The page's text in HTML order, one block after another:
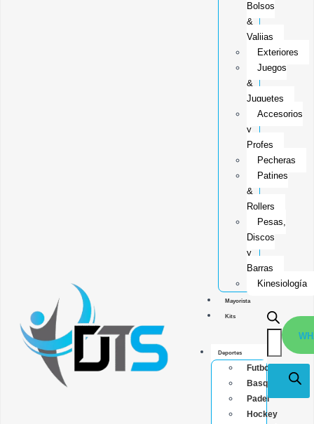
Bolsos
&
Valijas
Exteriores
Juegos
&
Juguetes
Accesorios
y
Profes
Pecheras
Patines
&
Rollers
Pesas,
Discos
y
Barras
Kinesiología
Mayorista
Kits
Deportes
Futbol
Basquet
Padel
Hockey